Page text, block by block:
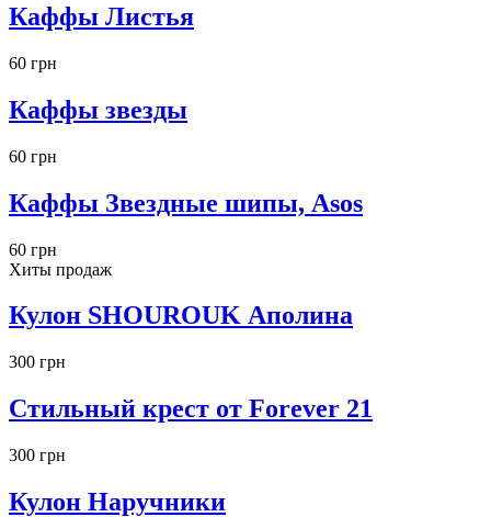
Каффы Листья
60 грн
Каффы звезды
60 грн
Каффы Звездные шипы, Asos
60 грн
Хиты продаж
Кулон SHOUROUK Аполина
300 грн
Стильный крест от Forever 21
300 грн
Кулон Наручники